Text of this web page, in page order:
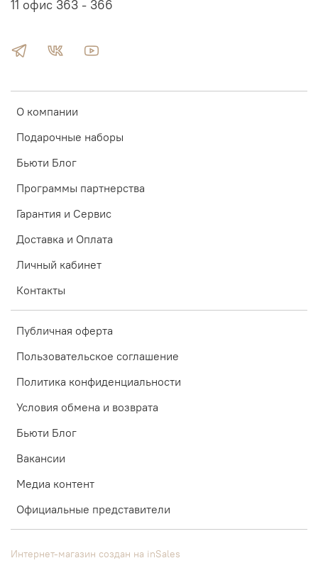
О компании
Подарочные наборы
Бьюти Блог
Программы партнерства
Гарантия и Сервис
Доставка и Оплата
Личный кабинет
Контакты
Публичная оферта
Пользовательское соглашение
Политика конфиденциальности
Условия обмена и возврата
Бьюти Блог
Вакансии
Медиа контент
Официальные представители
11 офис 363 - 366
Интернет-магазин создан на inSales